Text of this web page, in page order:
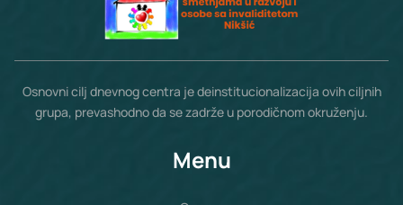
Osnovni cilj dnevnog centra je deinstitucionalizacija ovih ciljnih
grupa, prevashodno da se zadrže u porodičnom okruženju.
Menu